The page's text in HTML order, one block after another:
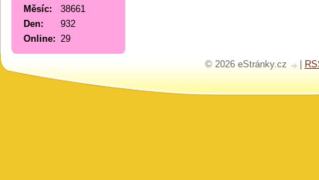
Online: 29
Měsíc:
38661
Den:
932
© 2026 eStránky.cz